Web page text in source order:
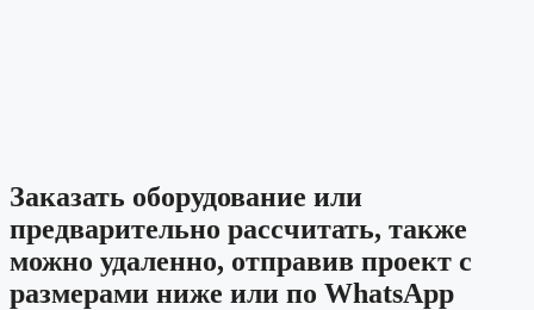
Заказать оборудование или
предварительно рассчитать, также
можно удаленно, отправив проект с
размерами ниже или по WhatsApp